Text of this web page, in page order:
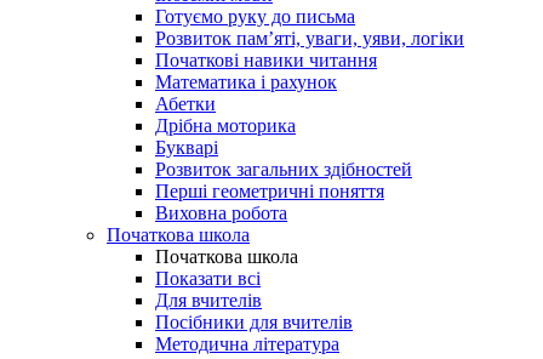
Готуємо руку до письма
Розвиток пам’яті, уваги, уяви, логіки
Початкові навики читання
Математика і рахунок
Абетки
Дрібна моторика
Букварі
Розвиток загальних здібностей
Перші геометричні поняття
Виховна робота
Початкова школа
Початкова школа
Показати всі
Для вчителів
Посібники для вчителів
Методична література